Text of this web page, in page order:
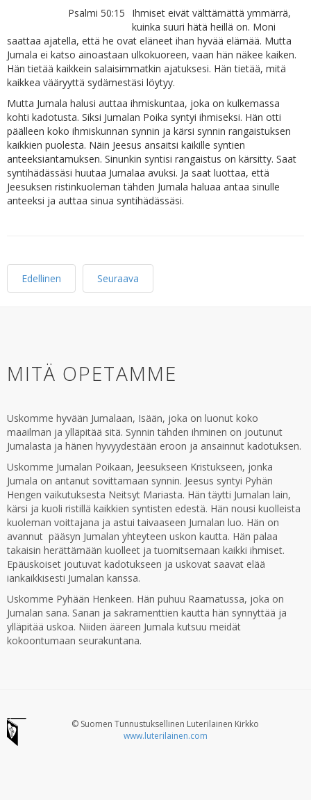
Psalmi 50:15
Ihmiset eivät välttämättä ymmärrä,
kuinka suuri hätä heillä on. Moni
saattaa ajatella, että he ovat eläneet ihan hyvää elämää. Mutta
Jumala ei katso ainoastaan ulkokuoreen, vaan hän näkee kaiken.
Hän tietää kaikkein salaisimmatkin ajatuksesi. Hän tietää, mitä
kaikkea vääryyttä sydämestäsi löytyy.
Mutta Jumala halusi auttaa ihmiskuntaa, joka on kulkemassa
kohti kadotusta. Siksi Jumalan Poika syntyi ihmiseksi. Hän otti
päälleen koko ihmiskunnan synnin ja kärsi synnin rangaistuksen
kaikkien puolesta. Näin Jeesus ansaitsi kaikille syntien
anteeksiantamuksen. Sinunkin syntisi rangaistus on kärsitty. Saat
syntihädässäsi huutaa Jumalaa avuksi. Ja saat luottaa, että
Jeesuksen ristinkuoleman tähden Jumala haluaa antaa sinulle
anteeksi ja auttaa sinua syntihädässäsi.
Edellinen Seuraava
MITÄ OPETAMME
Uskomme hyvään Jumalaan, Isään, joka on luonut koko
maailman ja ylläpitää sitä. Synnin tähden ihminen on joutunut
Jumalasta ja hänen hyvyydestään eroon ja ansainnut kadotuksen.
Uskomme Jumalan Poikaan, Jeesukseen Kristukseen, jonka
Jumala on antanut sovittamaan synnin. Jeesus syntyi Pyhän
Hengen vaikutuksesta Neitsyt Mariasta. Hän täytti Jumalan lain,
kärsi ja kuoli ristillä kaikkien syntisten edestä. Hän nousi kuolleista
kuoleman voittajana ja astui taivaaseen Jumalan luo. Hän on
avannut pääsyn Jumalan yhteyteen uskon kautta. Hän palaa
takaisin herättämään kuolleet ja tuomitsemaan kaikki ihmiset.
Epäuskoiset joutuvat kadotukseen ja uskovat saavat elää
iankaikkisesti Jumalan kanssa.
Uskomme Pyhään Henkeen. Hän puhuu Raamatussa, joka on
Jumalan sana. Sanan ja sakramenttien kautta hän synnyttää ja
ylläpitää uskoa. Niiden ääreen Jumala kutsuu meidät
kokoontumaan seurakuntana.
© Suomen Tunnustuksellinen Luterilainen Kirkko
www.luterilainen.com